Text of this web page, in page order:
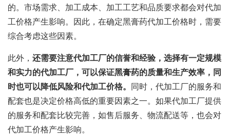
的。市场需求、加工成本、加工工艺和品质要求都会对代加
工价格产生影响。因此，在确定黑膏药代加工价格时，需要
综合考虑这些因素。
此外， 还需要注意代加工厂的信誉和经验，选择有一定规模
和实力的代加工厂，可以保证黑膏药的质量和生产效率，同
时也可以降低风险和代加工价格。 同时，代加工厂的服务和
配套也是决定价格高低的重要因素之一。如果代加工厂提供
的服务和配套比较完善，如售后服务、物流配送等，也会对
代加工价格产生影响。